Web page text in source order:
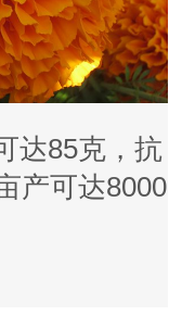
达85克，抗
产可达8000